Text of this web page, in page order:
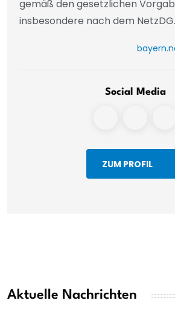
gemäß den gesetzlichen
insbesondere nach dem NetzDG.
Social Media
ZUM PROFIL
Aktuelle Nachrichten